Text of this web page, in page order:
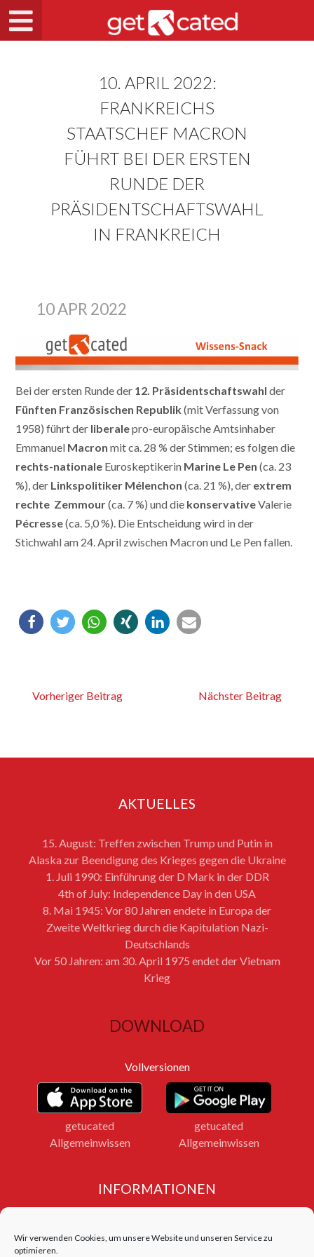
Wir verwenden Cookies, um unsere Website und unseren Service zu
optimieren.
10. APRIL 2022:
FRANKREICHS
STAATSCHEF MACRON
FÜHRT BEI DER ERSTEN
RUNDE DER
PRÄSIDENTSCHAFTSWAHL
IN FRANKREICH
10 APR 2022
Bei der ersten Runde der 12. Präsidentschaftswahl der
Fünften Französischen Republik(mit Verfassung von
1958) führt der liberalepro-europäische Amtsinhaber
Emmanuel Macron mit ca. 28 % der Stimmen; es folgen die
rechts-nationale Euroskeptikerin Marine Le Pen (ca. 23
%), der Linkspolitiker Mélenchon (ca. 21 %), der extrem
rechte Zemmour(ca. 7 %) und die konservativeValerie
Pécresse(ca. 5,0 %). Die Entscheidung wird in der
Stichwahl am 24. April zwischen Macron und Le Pen fallen.
Vorheriger Beitrag Nächster Beitrag
AKTUELLES
15. August: Treffen zwischen Trump und Putin in
Alaska zur Beendigung des Krieges gegen die Ukraine
1. Juli 1990: Einführung der D Mark in der DDR
4th of July: Independence Day in den USA
8. Mai 1945: Vor 80 Jahren endete in Europa der
Zweite Weltkrieg durch die Kapitulation Nazi-
Deutschlands
Vor 50 Jahren: am 30. April 1975 endet der Vietnam
Krieg
DOWNLOAD
Vollversionen
getucated
Allgemeinwissen
getucated
Allgemeinwissen
INFORMATIONEN
Impressum
Bildnachweise